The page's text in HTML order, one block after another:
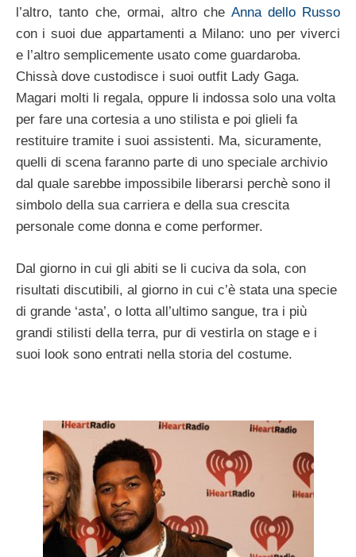
l’altro, tanto che, ormai, altro che Anna dello Russo
con i suoi due appartamenti a Milano: uno per viverci
e l’altro semplicemente usato come guardaroba.
Chissà dove custodisce i suoi outfit Lady Gaga.
Magari molti li regala, oppure li indossa solo una volta
per fare una cortesia a uno stilista e poi glieli fa
restituire tramite i suoi assistenti. Ma, sicuramente,
quelli di scena faranno parte di uno speciale archivio
dal quale sarebbe impossibile liberarsi perchè sono il
simbolo della sua carriera e della sua crescita
personale come donna e come performer.
Dal giorno in cui gli abiti se li cuciva da sola, con
risultati discutibili, al giorno in cui c’è stata una specie
di grande ‘asta’, o lotta all’ultimo sangue, tra i più
grandi stilisti della terra, pur di vestirla on stage e i
suoi look sono entrati nella storia del costume.